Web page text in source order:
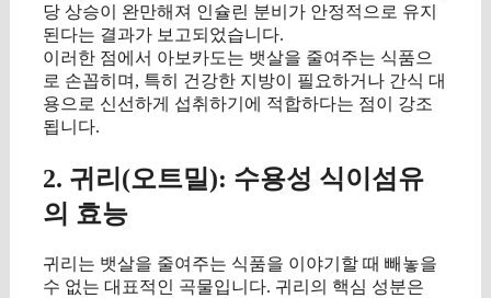
당 상승이 완만해져 인슐린 분비가 안정적으로 유지
된다는 결과가 보고되었습니다.
이러한 점에서 아보카도는 뱃살을 줄여주는 식품으
로 손꼽히며, 특히 건강한 지방이 필요하거나 간식 대
용으로 신선하게 섭취하기에 적합하다는 점이 강조
됩니다.
2. 귀리(오트밀): 수용성 식이섬유
의 효능
귀리는 뱃살을 줄여주는 식품을 이야기할 때 빼놓을
수 없는 대표적인 곡물입니다. 귀리의 핵심 성분은